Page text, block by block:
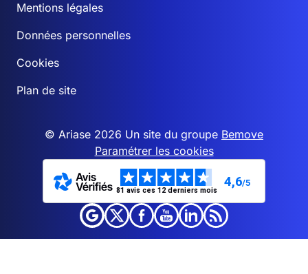
Mentions légales
Données personnelles
Cookies
Plan de site
© Ariase 2026 Un site du groupe Bemove
Paramétrer les cookies
81 avis ces 12 derniers mois
4,6/5